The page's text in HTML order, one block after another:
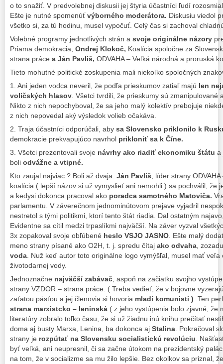
o to snažiť. V predvolebnej diskusii jej štyria účastníci ľudí
Ešte je nutné spomenúťvýborného moderátora. Diskusiu viedol
všetko si, za tú hodinu, musel vypočuť. Celý čas si zachoval
Volebné programy jednotlivých strán a svoje originálne názory
Priama demokracia, Ondrej Klokoč, Koalícia spoločne za
strana práce a Ján Pavliš, ODVAHA – Veľká národná a proruská
Tieto mohutné politické zoskupenia mali niekoľko spoločných
1. Ani jeden vodca neveril, že podľa prieskumov zatiaľ majú len
voličských hlasov . Všetci tvrdili, že prieskumy sú
Nikto z nich nepochyboval, že sa jeho malý kolektív prebojuje
z nich nepovedal aký výsledok volieb očakáva.
2. Traja účastníci odporúčali, aby sa Slovensko priklonilo k
demokracie prekvapujúco navrhol prikloniť sa k Číne.
3. Všetci prezentovali svoje návrhy ako riadiť ekonomiku štátu a
boli odvážne a vtipné.
Kto zaujal najviac ? Boli až dvaja. Ján Pavliš, líder strany
koalícia ( lepší názov si už vymyslieť ani nemohli ) sa pochválil, že
a kedysi dokonca pracoval ako poradca samotného Matoviča.
parlamentu. V záverečnom jednominútovom prejave vyjadril
nestretol s tými politikmi, ktorí tento štát riadia. Dal ostatným
Evidentne sa cítil medzi trpaslíkmi najväčší. Na záver vyzval
3x zopakoval svoje obľúbené heslo VSJO JASNO. Ešte malý
meno strany písané ako O2H, t. j. spredu čítaj ako odvaha,
voda. Nuž keď autor toto originálne logo vymýšľal, musel mať veľa
životodarnej vody.
Jednoznačne najväčší zabávač, aspoň na začiatku svojho
strany VZDOR – strana práce. ( Treba vedieť, že v bojovne
zaťatou päsťou a jej členovia si hovoria mladí komunisti ). Ten
strana marxistcko – leninská ( z jeho vystúpenia bolo zjavné, že
literatúry zobralo toľko času, že si už žiadnu inú knihu prečítať
doma aj busty Marxa, Lenina, ba dokonca aj Stalina. Pokračoval
strany je rozpútať na Slovensku socialistickú revolúciu.
byť veľká, ani neupresnil, či sa začne útokom na prezidentský
na tom, že v socializme sa mu žilo lepšie. Bez okolkov sa priznal,